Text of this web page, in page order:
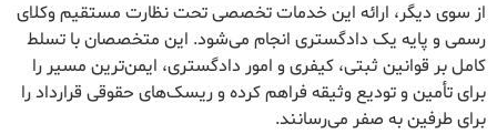
از سوی دیگر، ارائه این خدمات تخصصی تحت نظارت مستقیم وکلای
رسمی و پایه یک دادگستری انجام می‌شود. این متخصصان با تسلط
کامل بر قوانین ثبتی، کیفری و امور دادگستری، ایمن‌ترین مسیر را
برای تأمین و تودیع وثیقه فراهم کرده و ریسک‌های حقوقی قرارداد را
برای طرفین به صفر می‌رسانند.